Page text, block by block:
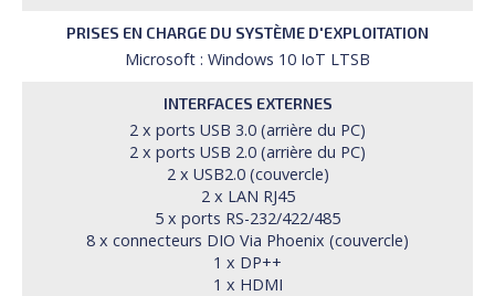
PRISES EN CHARGE DU SYSTÈME D'EXPLOITATION
Microsoft : Windows 10 IoT LTSB
INTERFACES EXTERNES
2 x ports USB 3.0 (arrière du PC)
2 x ports USB 2.0 (arrière du PC)
2 x USB2.0 (couvercle)
2 x LAN RJ45
5 x ports RS-232/422/485
8 x connecteurs DIO Via Phoenix (couvercle)
1 x DP++
1 x HDMI